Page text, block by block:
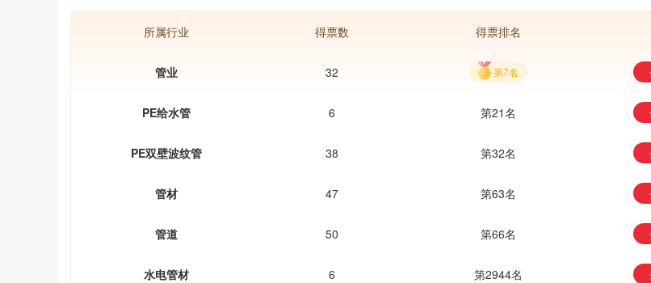
所属行业 得票数 得票排名
管业 32 第7名
PE给水管 6 第21名
PE双壁波纹管 38 第32名
管材 47 第63名
管道 50 第66名
水电管材 6 第2944名